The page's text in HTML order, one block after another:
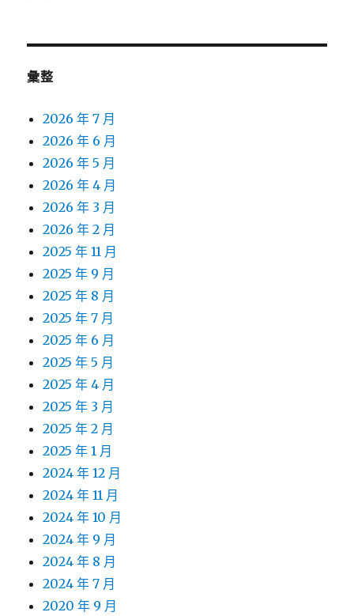
彙整
2026 年 7 月
2026 年 6 月
2026 年 5 月
2026 年 4 月
2026 年 3 月
2026 年 2 月
2025 年 11 月
2025 年 9 月
2025 年 8 月
2025 年 7 月
2025 年 6 月
2025 年 5 月
2025 年 4 月
2025 年 3 月
2025 年 2 月
2025 年 1 月
2024 年 12 月
2024 年 11 月
2024 年 10 月
2024 年 9 月
2024 年 8 月
2024 年 7 月
2020 年 9 月